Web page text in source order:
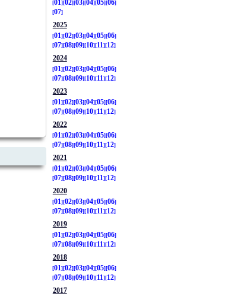
01
02 03 04 05 06
07
2025
01
02 03 04 05 06
07 08 09 10 11
12
2024
01
02 03 04 05 06
07 08 09 10 11
12
2023
01
02 03 04 05 06
07 08 09 10 11
12
2022
01
02 03 04 05 06
07 08 09 10 11
12
2021
01
02 03 04 05 06
07 08 09 10 11
12
2020
01
02 03 04 05 06
07 08 09 10 11
12
2019
01
02 03 04 05 06
07 08 09 10 11
12
2018
01 02 03 04 05 06
07 08 09 10 11 12
2017